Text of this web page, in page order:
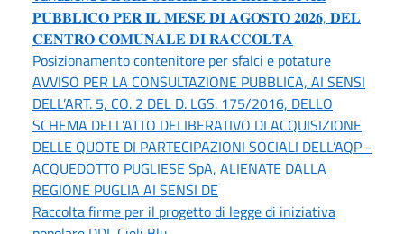
𝐏𝐔𝐁𝐁𝐋𝐈𝐂𝐎 𝐏𝐄𝐑 𝐈𝐋 𝐌𝐄𝐒𝐄 𝐃𝐈 𝐀𝐆𝐎𝐒𝐓𝐎 𝟐𝟎𝟐𝟔, 𝐃𝐄𝐋
𝐂𝐄𝐍𝐓𝐑𝐎 𝐂𝐎𝐌𝐔𝐍𝐀𝐋𝐄 𝐃𝐈 𝐑𝐀𝐂𝐂𝐎𝐋𝐓𝐀
Posizionamento contenitore per sfalci e potature
AVVISO PER LA CONSULTAZIONE PUBBLICA, AI SENSI
DELL’ART. 5, CO. 2 DEL D. LGS. 175/2016, DELLO
SCHEMA DELL’ATTO DELIBERATIVO DI ACQUISIZIONE
DELLE QUOTE DI PARTECIPAZIONI SOCIALI DELL’AQP -
ACQUEDOTTO PUGLIESE SpA, ALIENATE DALLA
REGIONE PUGLIA AI SENSI DE
Raccolta firme per il progetto di legge di iniziativa